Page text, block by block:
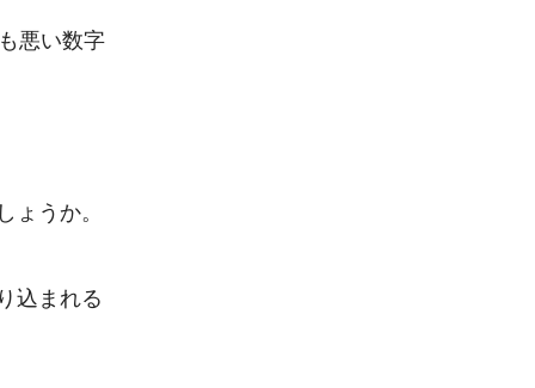
悪い数字
ょうか。
込まれる